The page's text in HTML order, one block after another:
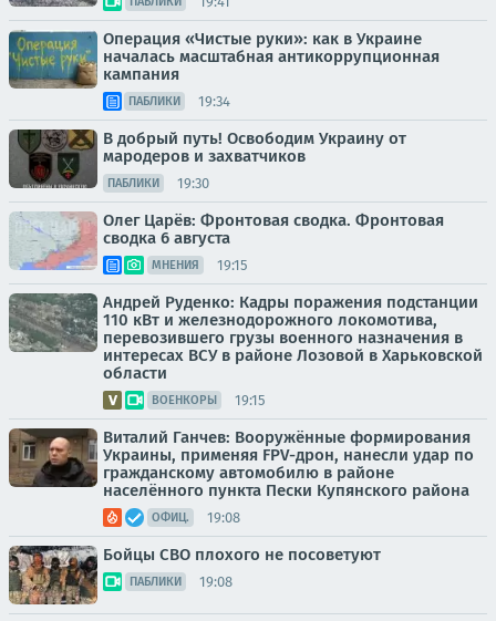
Операция «Чистые руки»: как в Украине
началась масштабная антикоррупционная
кампания
ПАБЛИКИ 19:34
В добрый путь! Освободим Украину от
мародеров и захватчиков
ПАБЛИКИ 19:30
Олег Царёв: Фронтовая сводка. Фронтовая
сводка 6 августа
МНЕНИЯ 19:15
Андрей Руденко: Кадры поражения подстанции
110 кВт и железнодорожного локомотива,
перевозившего грузы военного назначения в
интересах ВСУ в районе Лозовой в Харьковской
области
ВОЕНКОРЫ 19:15
Виталий Ганчев: Вооружённые формирования
Украины, применяя FPV-дрон, нанесли удар по
гражданскому автомобилю в районе
населённого пункта Пески Купянского района
ОФИЦ. 19:08
Бойцы СВО плохого не посоветуют
ПАБЛИКИ 19:08